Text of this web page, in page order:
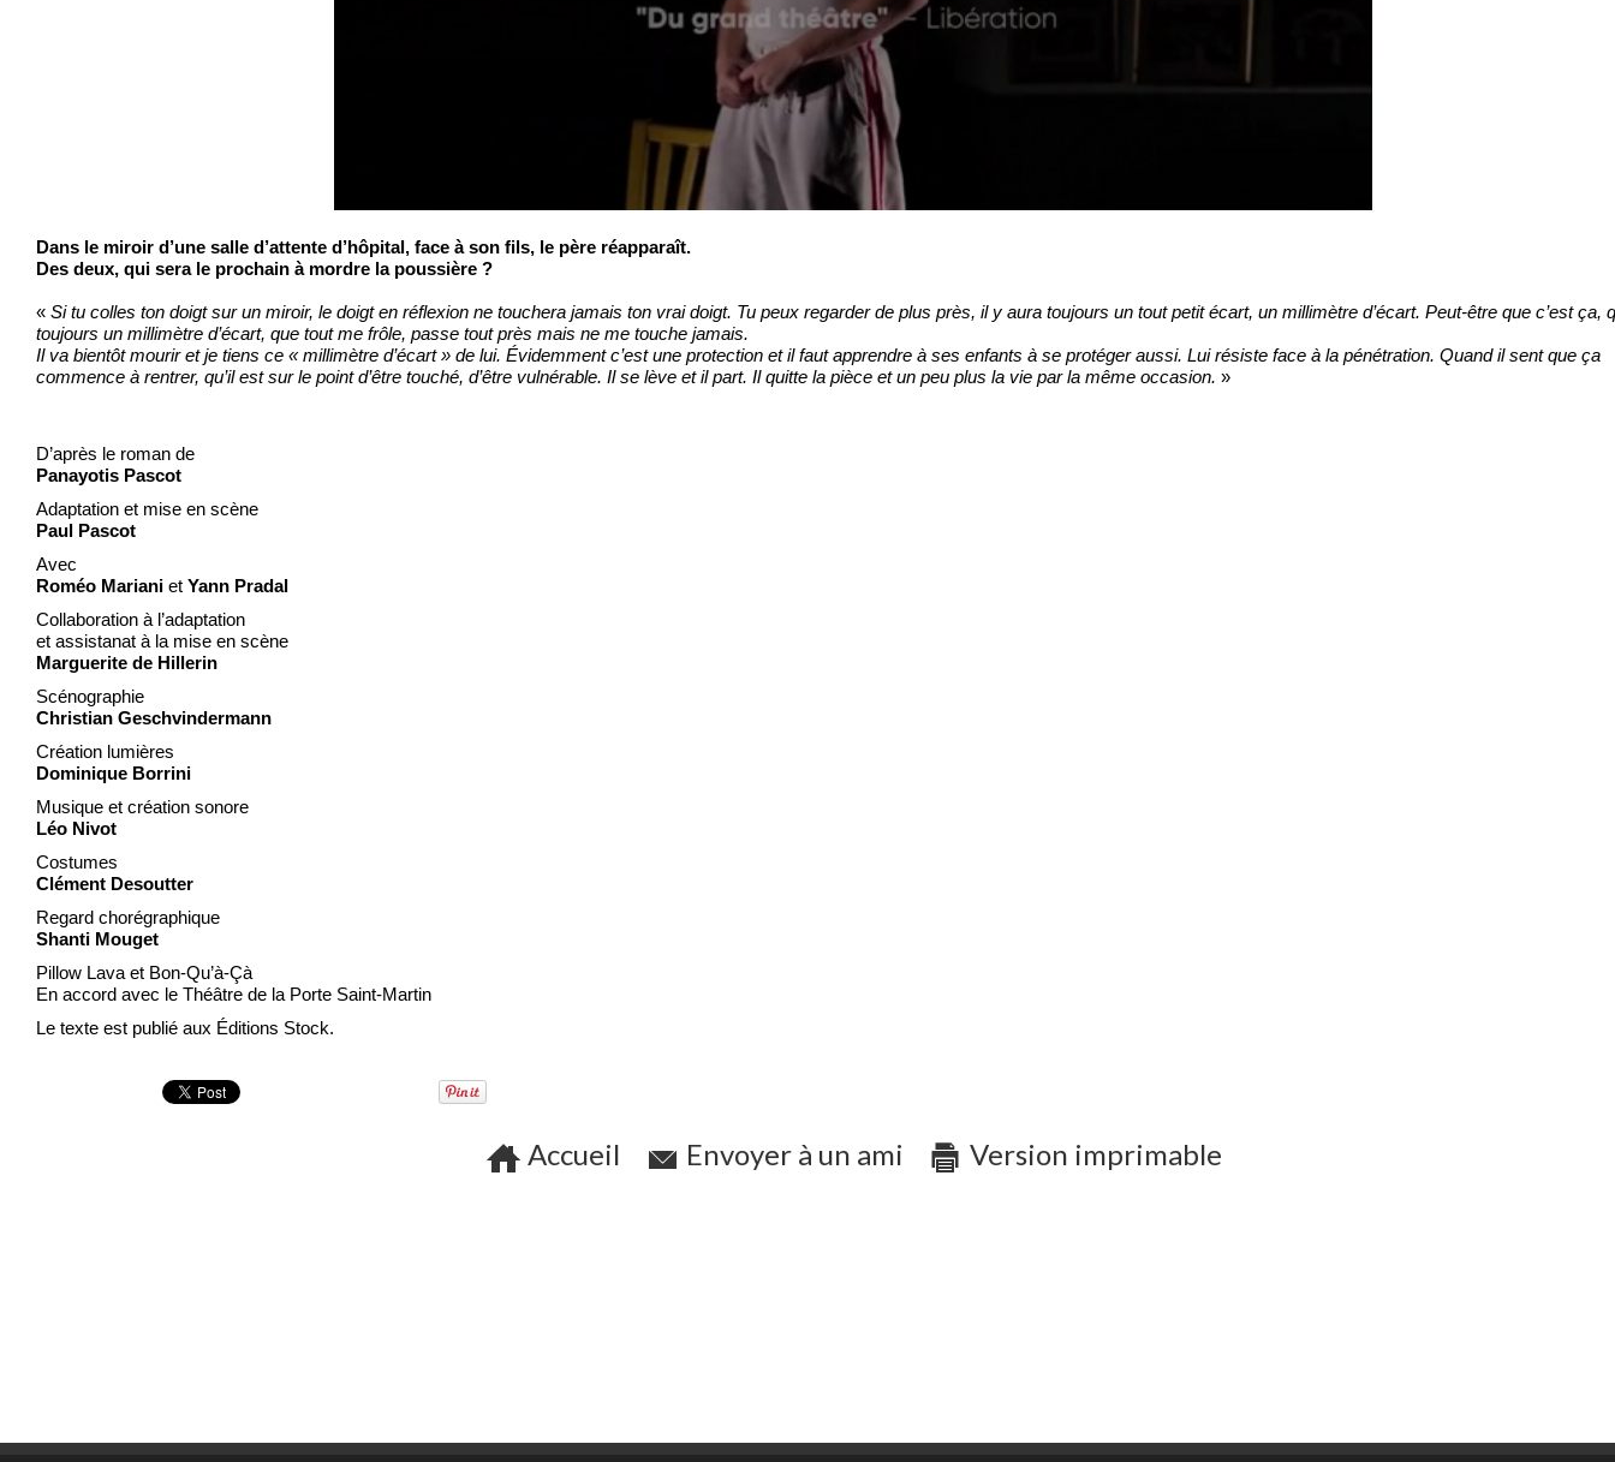
Dans le miroir d’une salle d’attente d’hôpital, face à son fils, le père réapparaît.
Des deux, qui sera le prochain à mordre la poussière ?
« Si tu colles ton doigt sur un miroir, le doigt en réflexion ne touchera jamais ton vrai doigt. Tu peux regarder de plus près, il y aura toujours un tout petit écart, un millimètre d’écart. Peut‐être que c’est ça,
toujours un millimètre d’écart, que tout me frôle, passe tout près mais ne me touche jamais.
Il va bientôt mourir et je tiens ce « millimètre d’écart » de lui. Évidemment c’est une protection et il faut apprendre à ses enfants à se protéger aussi. Lui résiste face à la pénétration. Quand il sent que ça
commence à rentrer, qu’il est sur le point d’être touché, d’être vulnérable. Il se lève et il part. Il quitte la pièce et un peu plus la vie par la même occasion. »
D’après le roman de
Panayotis Pascot
Adaptation et mise en scène
Paul Pascot
Avec
Roméo Mariani et Yann Pradal
Collaboration à l’adaptation
et assistanat à la mise en scène
Marguerite de Hillerin
Scénographie
Christian Geschvindermann
Création lumières
Dominique Borrini
Musique et création sonore
Léo Nivot
Costumes
Clément Desoutter
Regard chorégraphique
Shanti Mouget
Pillow Lava et Bon-Qu’à-Çà
En accord avec le Théâtre de la Porte Saint-Martin
Le texte est publié aux Éditions Stock.
Accueil Envoyer à un ami Version imprimable